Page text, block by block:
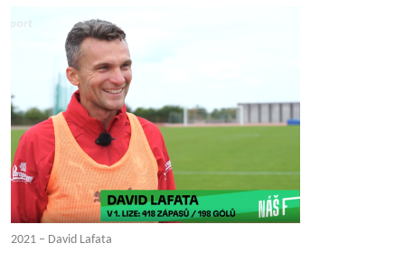
2021 – David Lafata